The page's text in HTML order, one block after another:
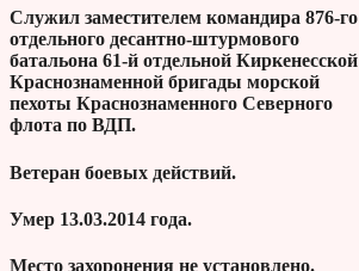
Служил заместителем командира 876-го
отдельного десантно-штурмового
батальона 61-й отдельной Киркенесской
Краснознаменной бригады морской
пехоты Краснознаменного Северного
флота по ВДП.
Ветеран боевых действий.
Умер 13.03.2014 года.
Место захоронения не установлено.